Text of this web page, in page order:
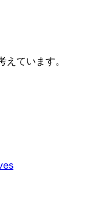
ています。